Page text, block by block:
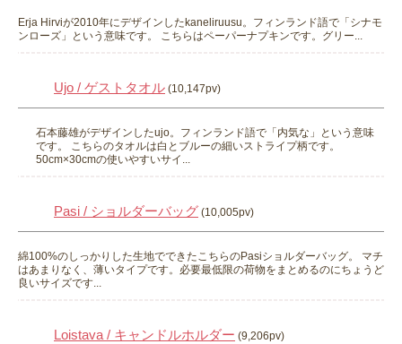
Erja Hirviが2010年にデザインしたkaneliruusu。フィンランド語で「シナモ
ンローズ」という意味です。 こちらはペーパーナプキンです。グリー...
Ujo / ゲストタオル (10,147pv)
石本藤雄がデザインしたujo。フィンランド語で「内気な」という意味
です。 こちらのタオルは白とブルーの細いストライプ柄です。
50cm×30cmの使いやすいサイ...
Pasi / ショルダーバッグ (10,005pv)
綿100%のしっかりした生地でできたこちらのPasiショルダーバッグ。 マチ
はあまりなく、薄いタイプです。必要最低限の荷物をまとめるのにちょうど
良いサイズです...
Loistava / キャンドルホルダー (9,206pv)